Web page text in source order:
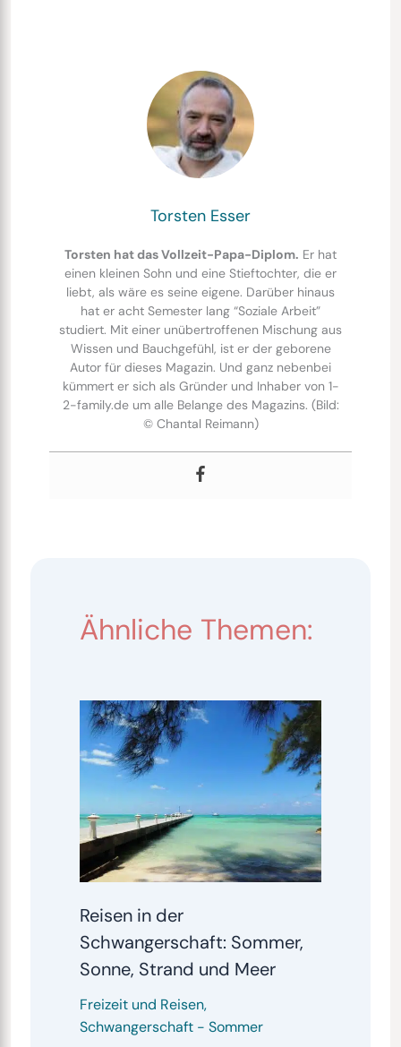
Torsten Esser
Torsten hat das Vollzeit-Papa-Diplom. Er hat
einen kleinen Sohn und eine Stieftochter, die er
liebt, als wäre es seine eigene. Darüber hinaus
hat er acht Semester lang “Soziale Arbeit”
studiert. Mit einer unübertroffenen Mischung aus
Wissen und Bauchgefühl, ist er der geborene
Autor für dieses Magazin. Und ganz nebenbei
kümmert er sich als Gründer und Inhaber von 1-
2-family.de um alle Belange des Magazins. (Bild:
© Chantal Reimann)
Ähnliche Themen:
Reisen in der
Schwangerschaft: Sommer,
Sonne, Strand und Meer
Freizeit und Reisen,
Schwangerschaft- Sommer